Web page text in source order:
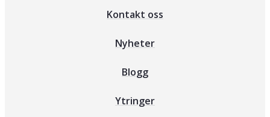
Kontakt oss
Nyheter
Blogg
Ytringer